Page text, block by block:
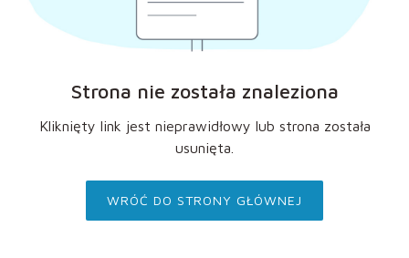
Strona nie została znaleziona
Kliknięty link jest nieprawidłowy lub strona została
usunięta.
WRÓĆ DO STRONY GŁÓWNEJ